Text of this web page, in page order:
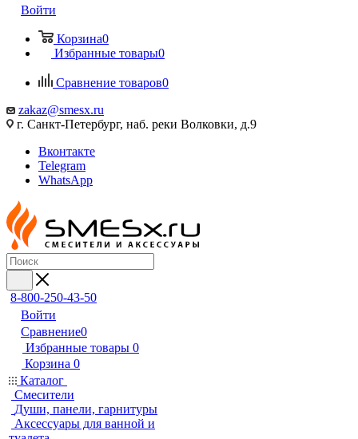
Войти
Корзина0
Избранные товары0
Сравнение товаров0
zakaz@smesx.ru
г. Санкт-Петербург, наб. реки Волковки, д.9
Вконтакте
Telegram
WhatsApp
8-800-250-43-50
Войти
Сравнение0
Избранные товары 0
Корзина 0
Каталог
Смесители
Души, панели, гарнитуры
Аксессуары для ванной и